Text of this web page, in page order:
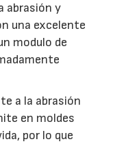
abrasión y
una excelente
modulo de
a la abrasión
en moldes
por lo que